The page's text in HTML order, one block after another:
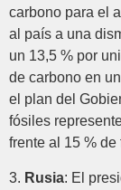
carbono para el
al país a una
un 13,5 % por
de carbono en
el plan del
fósiles
frente al 15 %
3. Rusia: El